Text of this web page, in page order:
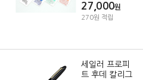
27,000원
270원 적립
세일러 프로피
트 후데 칼리그